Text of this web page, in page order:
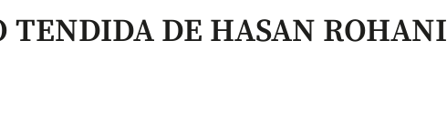
TENDIDA DE HASAN ROHANI